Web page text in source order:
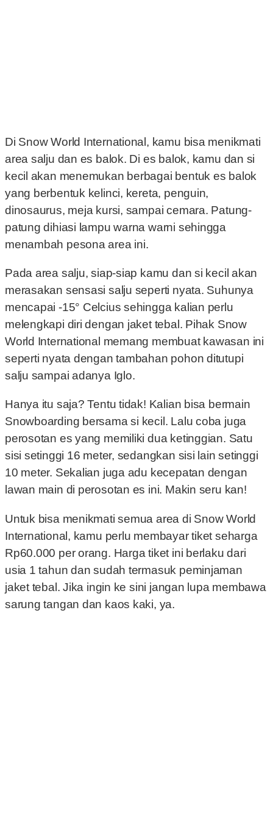
Di Snow World International, kamu bisa menikmati
area salju dan es balok. Di es balok, kamu dan si
kecil akan menemukan berbagai bentuk es balok
yang berbentuk kelinci, kereta, penguin,
dinosaurus, meja kursi, sampai cemara. Patung-
patung dihiasi lampu warna warni sehingga
menambah pesona area ini.
Pada area salju, siap-siap kamu dan si kecil akan
merasakan sensasi salju seperti nyata. Suhunya
mencapai -15° Celcius sehingga kalian perlu
melengkapi diri dengan jaket tebal. Pihak Snow
World International memang membuat kawasan ini
seperti nyata dengan tambahan pohon ditutupi
salju sampai adanya Iglo.
Hanya itu saja? Tentu tidak! Kalian bisa bermain
Snowboarding bersama si kecil. Lalu coba juga
perosotan es yang memiliki dua ketinggian. Satu
sisi setinggi 16 meter, sedangkan sisi lain setinggi
10 meter. Sekalian juga adu kecepatan dengan
lawan main di perosotan es ini. Makin seru kan!
Untuk bisa menikmati semua area di Snow World
International, kamu perlu membayar tiket seharga
Rp60.000 per orang. Harga tiket ini berlaku dari
usia 1 tahun dan sudah termasuk peminjaman
jaket tebal. Jika ingin ke sini jangan lupa membawa
sarung tangan dan kaos kaki, ya.